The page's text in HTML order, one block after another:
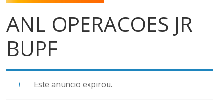
ANL OPERACOES JR
BUPF
Este anúncio expirou.